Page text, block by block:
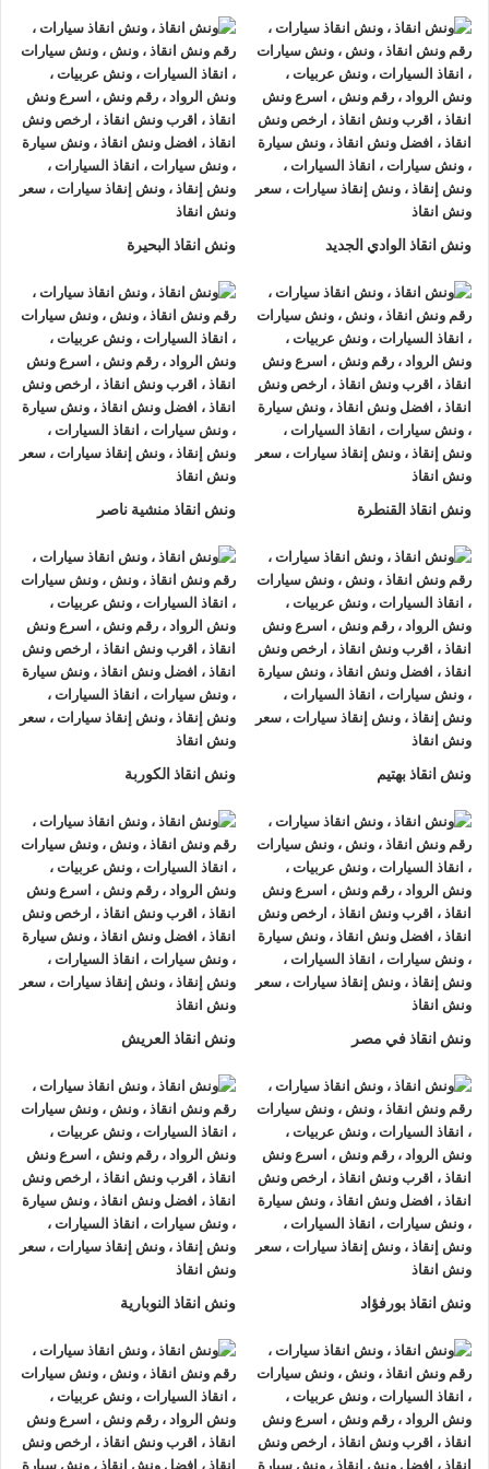
ونش انقاذ سيارات الروادلأنقاذ السيارات اسرع و ارخصونش انقاذ
سيارات في الاسماعيليةبخصم 50% اتصل بنا الان ليصلك
اقرب
ونش انقاذ سيارات في الاسماعيلية
هناك العديد من الظروف الطارئة
التي قد تحدث لنا اثناء القيادة علي الطريق فمن الممكن ان تتعرض
لحادث سير مفاجي او ان تتعطل سيارتك وقد تحتاج الي نقلها الي
اقرب مركز صيانة او توكيل.
أذا كنت تبحث عن ونش انقاذ سيارات في الاسماعيلية اتصل بنا الان
علي 01063144040
01093018585
–
01120018852
ونش انقاذ , ونش انقاذ سيارات
ونش انقاذ الاسماعيلية
ونش انقاذ الاسماعيليةنقدم خدمة المساعدة على الطريق بسرعة
وبأسعار معقولة ، وخدمةإنقاذ السياراتفي الاسماعيلية و على
جميع الطرق و لدينا فريق من السائقين الوناشين ذوي الخبرة
والمدربين لتزويدك بأفضل مساعدة على الطريق و تقديم خدمات
الانقاذ السريع.
ونش إنقاذ سياراتمن شركةالرواد لإنقاذ السياراتيقدم تجربة
فريدةلإنقاذ السيارات، تمتع بتجربةونش انقاذ سياراتمنونش
انقاذ الروادوأحصل على خصم 50% ، لدينا ونش انقاذمزود بأجهزة
تتبع GPS لأمانك وأمان سيارتك.
اتصل بخدمة العملاء التابعة لنا على مدار 24 ساعة الآن للحصول
علىأقرب ونش انقاذمن موقعك في الاسماعيلية فريق المساعدة
على أهبة الاستعداد و جاهز دائما لمساعدتك في أي وقت من النهار
أو الليل 24/7/365 تشمل خدمات
انقاذ السيارات في الاسماعيلية
علي ما يلي:
1- السرعة
يصلكونش انقاذ السيارات
بسرعة فائقة خلال 30 دقيقة بحد اقصي
فور طلبك لـونش إنقاذ سياراتمن أجل إنقاذ السياراتالمُعطّلة في
ونش انقاذ الوادي الجديد ونش انقاذ البحيرة
ونش انقاذ القنطرة ونش انقاذ منشية ناصر
ونش انقاذ بهتيم ونش انقاذ الكوربة
ونش انقاذ في مصر ونش انقاذ العريش
ونش انقاذ بورفؤاد ونش انقاذ النوبارية